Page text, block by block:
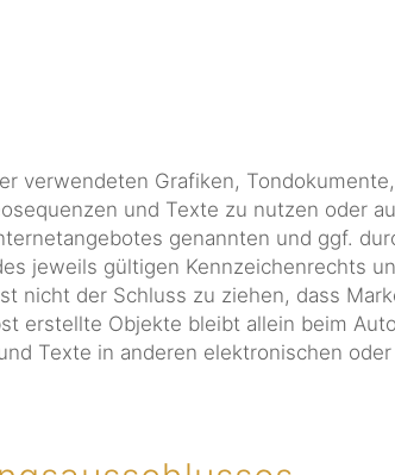
verwendeten Grafiken,
und Texte zu nutzen oder
genannten und ggf.
jeweils gültigen Kennzeichenrechts
nicht der Schluss zu ziehen, dass
erstellte Objekte bleibt allein beim
Texte in anderen elektronischen